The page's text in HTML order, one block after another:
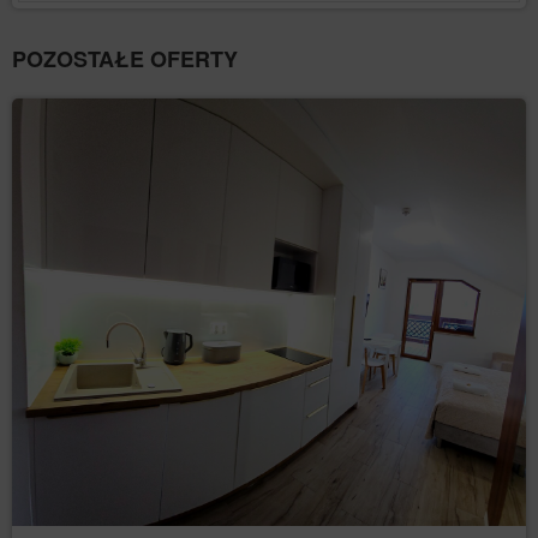
Opłata rezerwacyjna stanowi wyłącznie opłatę za
Apartamencie. Zadatek nie jest zwracany.
Pozostałe części opłaty za wynajem Apartamentu można
Zmiana terminu pobytu jest możliwa tylko, gdy Apartament jest
dostępny w nowym terminie. Jeżeli związane ze zmianą
terminu wiązać się będzie zmiana wysokości opłat za nocleg
Klient zostanie o tym poinformowany, oferta zostanie
naliczona zgodnie z obowiązującymi cenami.
W przypadku, gdy Klient po wpłacie zadatku rezygnuje z
zarezerwowanego apartamentu, CONCIERGE przysługuje
odszkodowanie z tytułu utraconych korzyści w wysokości 40%
wartości usługi, chyba, że skorzystał z promocji innych ofert
obowiązujących w sprzedaży, wówczas obowiązuje zasada
W sytuacji zaistnienia okoliczności opisanej w pkt. I Klient
wyraża zgodę na wzajemną kompensatę należności
przysługującej CONCIERGE z tytułu odszkodowania za
POZOSTAŁE OFERTY